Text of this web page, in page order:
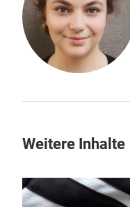
Weitere Inhalte